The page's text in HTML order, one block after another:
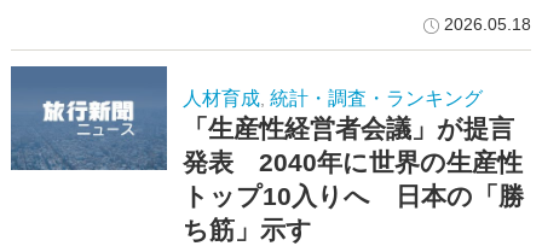
2026.05.18
人材育成, 統計・調査・ランキング
「生産性経営者会議」が提言
発表 2040年に世界の生産性
トップ10入りへ 日本の「勝
ち筋」示す